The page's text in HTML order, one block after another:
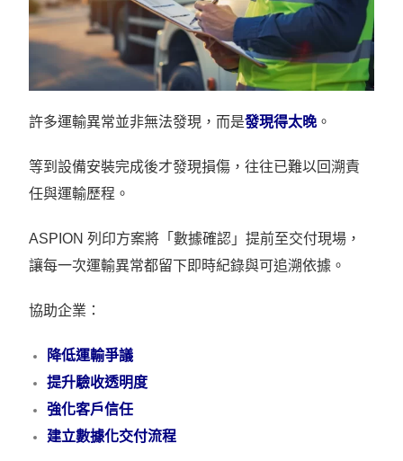
許多運輸異常並非無法發現，而是發現得太晚 。
等到設備安裝完成後才發現損傷，往往已難以回溯責
任與運輸歷程。
ASPION 列印方案將「數據確認」提前至交付現場，
讓每一次運輸異常都留下即時紀錄與可追溯依據。
協助企業：
降低運輸爭議
提升驗收透明度
強化客戶信任
建立數據化交付流程